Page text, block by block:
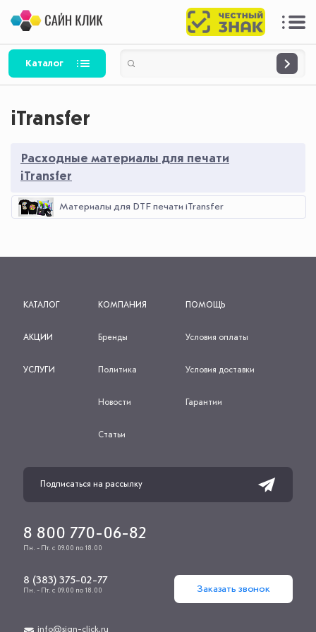
Каталог
iTransfer
Расходные материалы для печати
iTransfer
Материалы для DTF печати iTransfer
КАТАЛОГ
АКЦИИ
УСЛУГИ
КОМПАНИЯ
Бренды
Политика
Новости
Статьи
ПОМОЩЬ
Условия оплаты
Условия доставки
Гарантии
8 800 770-06-82
Пн. - Пт. с 09.00 по 18.00
8 (383) 375-02-77
Пн. - Пт. с 09.00 по 18.00 Заказать звонок
info@sign-click.ru